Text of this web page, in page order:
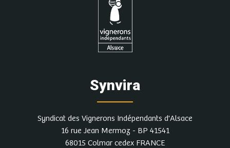
Synvira
Syndicat des Vignerons Indépendants d'Alsace
16 rue Jean Mermoz - BP 41541
68015 Colmar cedex FRANCE